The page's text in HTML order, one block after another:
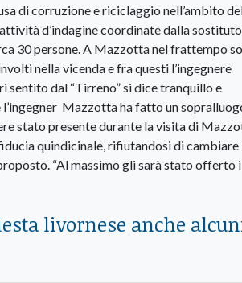
di corruzione e riciclaggio nell’ambito
d’indagine coordinate dalla sostituto
30 persone. A Mazzotta nel frattempo
nella vicenda e fra questi l’ingegnere
dal “Tirreno” si dice tranquillo e
Mazzotta ha fatto un
stato presente durante la visita di
quindicinale, rifiutandosi di cambiare
“Al massimo gli sarà stato offerto
livornese anche